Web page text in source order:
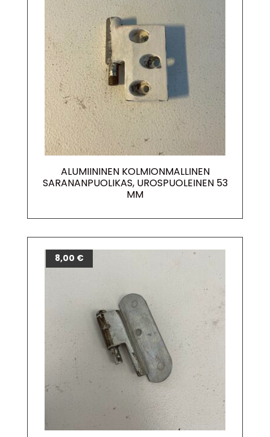
ALUMIININEN KOLMIONMALLINEN
SARANANPUOLIKAS, UROSPUOLEINEN 53
MM
8,00 €